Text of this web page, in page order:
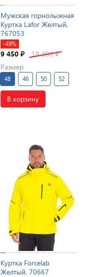
Мужская горнолыжная
Куртка Lafor Желтый,
767053
-49%
9 450 ₽ 18 300₽
Размер
48 46 50 52
В корзину
Куртка Forcelab
Желтый, 70667